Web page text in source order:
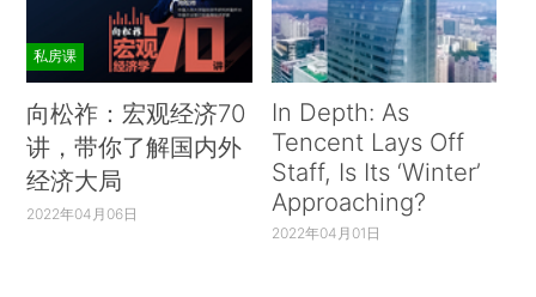
私房课
向松祚：宏观经济70
讲，带你了解国内外
经济大局
2022年04月06日
In Depth: As
Tencent Lays Off
Staff, Is Its ‘Winter’
Approaching?
2022年04月01日